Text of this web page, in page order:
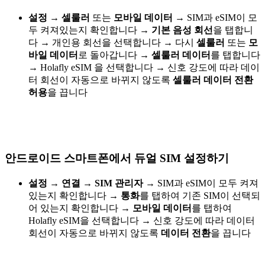
설정 → 셀룰러 또는 모바일 데이터 → SIM과 eSIM이 모
두 켜져있는지 확인합니다 → 기본 음성 회선을 탭합니
다 → 개인용 회선을 선택합니다 → 다시 셀룰러 또는 모
바일 데이터 로 돌아갑니다 → 셀룰러 데이터 를 탭합니다
→ Holafly eSIM 을 선택합니다 → 신호 강도에 따라 데이
터 회선이 자동으로 바뀌지 않도록 셀룰러 데이터 전환
허용을 끕니다
안드로이드 스마트폰에서 듀얼 SIM 설정하기
설정 → 연결 → SIM 관리자 → SIM과 eSIM이 모두 켜져
있는지 확인합니다 → 통화를 탭하여 기존 SIM이 선택되
어 있는지 확인합니다 → 모바일 데이터 를 탭하여
Holafly eSIM을 선택합니다 → 신호 강도에 따라 데이터
회선이 자동으로 바뀌지 않도록 데이터 전환을 끕니다